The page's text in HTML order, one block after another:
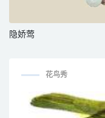
隐娇莺
花鸟秀